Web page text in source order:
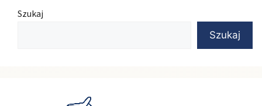
Szukaj
Szukaj